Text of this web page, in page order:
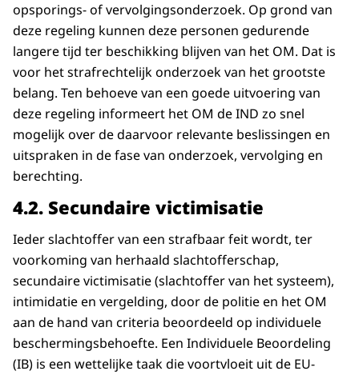
opsporings- of vervolgingsonderzoek. Op grond van
deze regeling kunnen deze personen gedurende
langere tijd ter beschikking blijven van het OM. Dat is
voor het strafrechtelijk onderzoek van het grootste
belang. Ten behoeve van een goede uitvoering van
deze regeling informeert het OM de IND zo snel
mogelijk over de daarvoor relevante beslissingen en
uitspraken in de fase van onderzoek, vervolging en
berechting.
4.2. Secundaire victimisatie
Ieder slachtoffer van een strafbaar feit wordt, ter
voorkoming van herhaald slachtofferschap,
secundaire victimisatie (slachtoffer van het systeem),
intimidatie en vergelding, door de politie en het OM
aan de hand van criteria beoordeeld op individuele
beschermingsbehoefte. Een Individuele Beoordeling
(IB) is een wettelijke taak die voortvloeit uit de EU-